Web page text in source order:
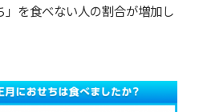
を食べない人の割合が増加し